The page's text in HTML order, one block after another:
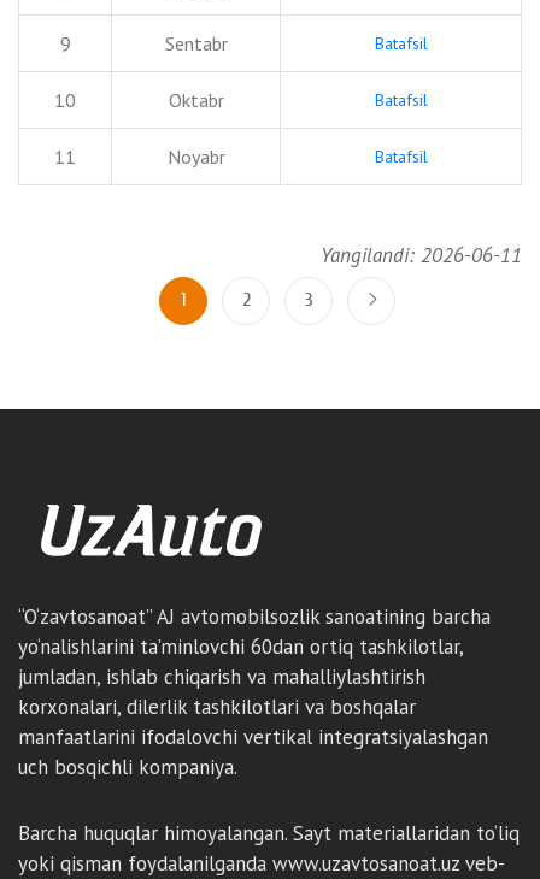
9 Sentabr Batafsil
10 Oktabr Batafsil
11 Noyabr Batafsil
Yangilandi: 2026-06-11
1 2 3
“O‘zavtosanoat” AJ avtomobilsozlik sanoatining barcha
yo‘nalishlarini ta’minlovchi 60dan ortiq tashkilotlar,
jumladan, ishlab chiqarish va mahalliylashtirish
korxonalari, dilerlik tashkilotlari va boshqalar
manfaatlarini ifodalovchi vertikal integratsiyalashgan
uch bosqichli kompaniya.
Barcha huquqlar himoyalangan. Sayt materiallaridan to‘liq
yoki qisman foydalanilganda www.uzavtosanoat.uz veb-